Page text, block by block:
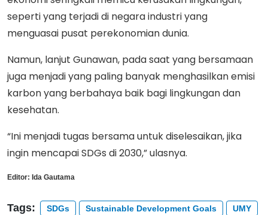
seperti yang terjadi di negara industri yang
menguasai pusat perekonomian dunia.
Namun, lanjut Gunawan, pada saat yang bersamaan
juga menjadi yang paling banyak menghasilkan emisi
karbon yang berbahaya baik bagi lingkungan dan
kesehatan.
“Ini menjadi tugas bersama untuk diselesaikan, jika
ingin mencapai SDGs di 2030,” ulasnya.
Editor: Ida Gautama
Tags: SDGs Sustainable Development Goals
UMY